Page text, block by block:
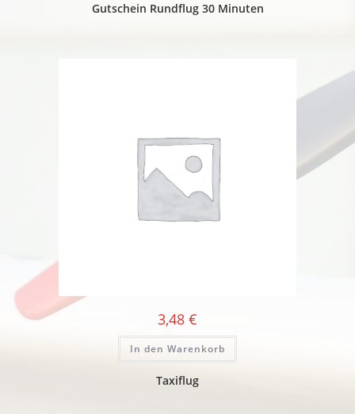
Gutschein Rundflug 30 Minuten
3,48 €
In den Warenkorb
Taxiflug